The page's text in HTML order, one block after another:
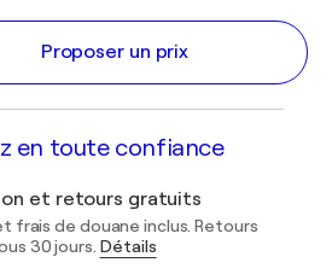
Proposer un prix
en toute confiance
et retours gratuits
frais de douane inclus. Retours
30 jours. Détails